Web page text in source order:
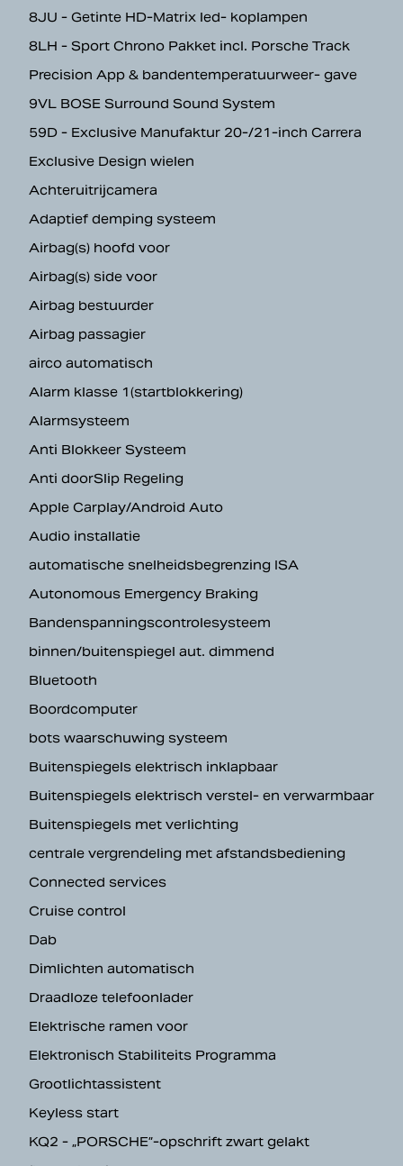
8JU - Getinte HD-Matrix led- koplampen
8LH - Sport Chrono Pakket incl. Porsche Track
Precision App & bandentemperatuurweer- gave
9VL BOSE Surround Sound System
59D - Exclusive Manufaktur 20-/21-inch Carrera
Exclusive Design wielen
Achteruitrijcamera
Adaptief demping systeem
Airbag(s) hoofd voor
Airbag(s) side voor
Airbag bestuurder
Airbag passagier
airco automatisch
Alarm klasse 1(startblokkering)
Alarmsysteem
Anti Blokkeer Systeem
Anti doorSlip Regeling
Apple Carplay/Android Auto
Audio installatie
automatische snelheidsbegrenzing ISA
Autonomous Emergency Braking
Bandenspanningscontrolesysteem
binnen/buitenspiegel aut. dimmend
Bluetooth
Boordcomputer
bots waarschuwing systeem
Buitenspiegels elektrisch inklapbaar
Buitenspiegels elektrisch verstel- en verwarmbaar
Buitenspiegels met verlichting
centrale vergrendeling met afstandsbediening
Connected services
Cruise control
Dab
Dimlichten automatisch
Draadloze telefoonlader
Elektrische ramen voor
Elektronisch Stabiliteits Programma
Grootlichtassistent
Keyless start
KQ2 - „PORSCHE”-opschrift zwart gelakt